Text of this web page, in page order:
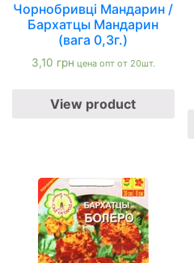
Чорнобривці Мандарин /
Бархатцы Мандарин
(вага 0,3г.)
3,10 грн цена опт от 20шт.
View product